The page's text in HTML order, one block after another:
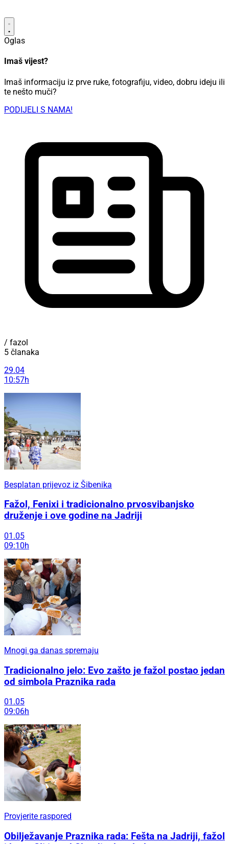
Oglas
Imaš vijest?
Imaš informaciju iz prve ruke, fotografiju, video, dobru ideju ili
te nešto muči?
PODIJELI S NAMA!
/ fazol
5 članaka
29.04
10:57h
Besplatan prijevoz iz Šibenika
Fažol, Fenixi i tradicionalno prvosvibanjsko
druženje i ove godine na Jadriji
01.05
09:10h
Mnogi ga danas spremaju
Tradicionalno jelo: Evo zašto je fažol postao jedan
od simbola Praznika rada
01.05
09:06h
Provjerite raspored
Obilježavanje Praznika rada: Fešta na Jadriji, fažol